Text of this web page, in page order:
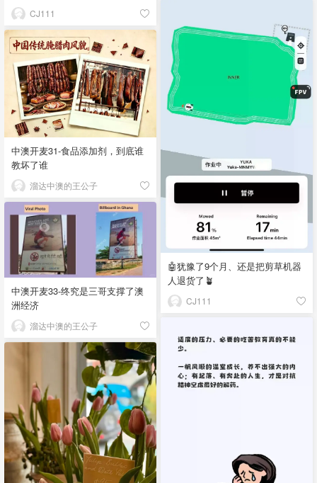
CJ111
🤖犹豫了9个月、还是把剪草机器
人退货了🪴
CJ111
中澳开麦31-食品添加剂，到底谁
教坏了谁
溜达中澳的王公子
中澳开麦33-终究是三哥支撑了澳
洲经济
溜达中澳的王公子